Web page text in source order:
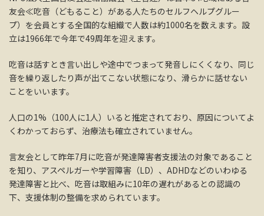
友会≪吃音（どもること）がある人たちのセルフヘルプグルー
プ）を会員とする全国的な組織で人数は約1000名を数えます。設
立は1966年で今年で49周年を迎えます。
吃音は話すとき言い出しや途中でつまって発音しにくくなり、同じ
音を繰り返したり声が出てこない状態になり、滑らかに話せない
ことをいいます。
人口の1%（100人に1人）いると推定されており、原因についてよ
くわかっておらず、治療法も確立されていません。
言友会として昨年7月に吃音が発達障害者支援法の対象であること
を知り、アスペルガーや学習障害（LD）、ADHDなどのいわゆる
発達障害と比べ、吃音は取組みに10年の遅れがあるとの認識の
下、支援体制の整備を求められています。